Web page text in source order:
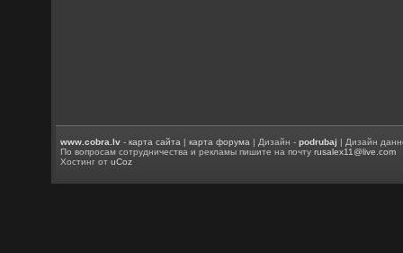
www.cobra.lv -карта сайта |карта форума | Дизайн -podrubaj | Дизайн
По вопросам сотрудничества и рекламы пишите на почтуrusalex11@live.com
Хостинг отuCoz